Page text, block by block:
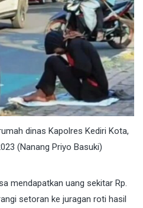
dinas Kapolres Kediri Kota,
(Nanang Priyo Basuki)
mendapatkan uang sekitar Rp.
setoran ke juragan roti hasil